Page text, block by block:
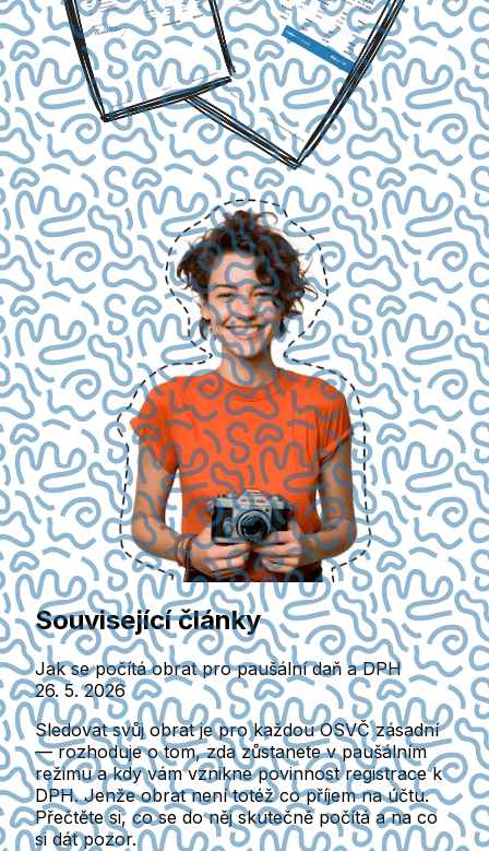
Související články
Jak se počítá obrat pro paušální daň a DPH
26. 5. 2026
Sledovat svůj obrat je pro každou OSVČ zásadní
— rozhoduje o tom, zda zůstanete v paušálním
režimu a kdy vám vznikne povinnost registrace k
DPH. Jenže obrat není totéž co příjem na účtu.
Přečtěte si, co se do něj skutečně počítá a na co
si dát pozor.